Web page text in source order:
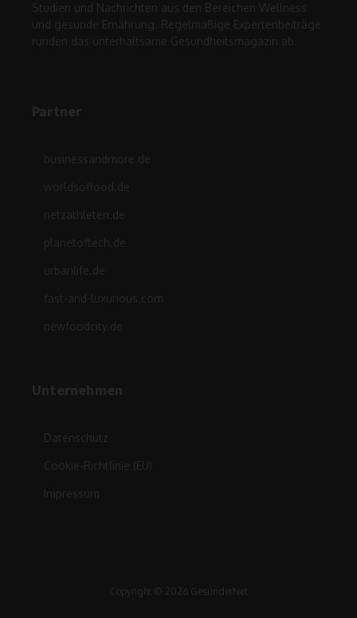
Studien und Nachrichten aus den Bereichen Wellness
und gesunde Ernährung. Regelmäßige Expertenbeiträge
runden das unterhaltsame Gesundheitsmagazin ab.
Partner
businessandmore.de
worldsoffood.de
netzathleten.de
planetoftech.de
urbanlife.de
fast-and-luxurious.com
newfoodcity.de
Unternehmen
Datenschutz
Cookie-Richtlinie (EU)
Impressum
Copyright © 2026 GesünderNet